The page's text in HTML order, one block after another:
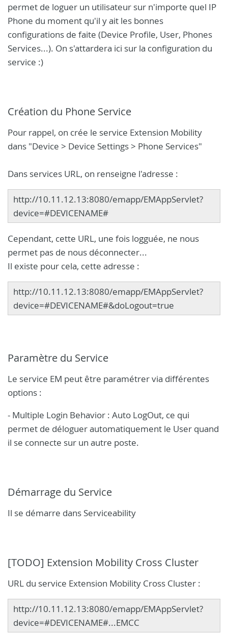
permet de loguer un utilisateur sur n'importe quel IP
Phone du moment qu'il y ait les bonnes
configurations de faite (Device Profile, User, Phones
Services...). On s'attardera ici sur la configuration du
service :)
Création du Phone Service
Pour rappel, on crée le service Extension Mobility
dans "Device > Device Settings > Phone Services"
Dans services URL, on renseigne l'adresse :
http://10.11.12.13:8080/emapp/EMAppServlet?
device=#DEVICENAME#
Cependant, cette URL, une fois logguée, ne nous
permet pas de nous déconnecter...
Il existe pour cela, cette adresse :
http://10.11.12.13:8080/emapp/EMAppServlet?
device=#DEVICENAME#&doLogout=true
Paramètre du Service
Le service EM peut être paramétrer via différentes
options :
- Multiple Login Behavior : Auto LogOut, ce qui
permet de déloguer automatiquement le User quand
il se connecte sur un autre poste.
Démarrage du Service
Il se démarre dans Serviceability
[TODO] Extension Mobility Cross Cluster
URL du service Extension Mobility Cross Cluster :
http://10.11.12.13:8080/emapp/EMAppServlet?
device=#DEVICENAME#...EMCC